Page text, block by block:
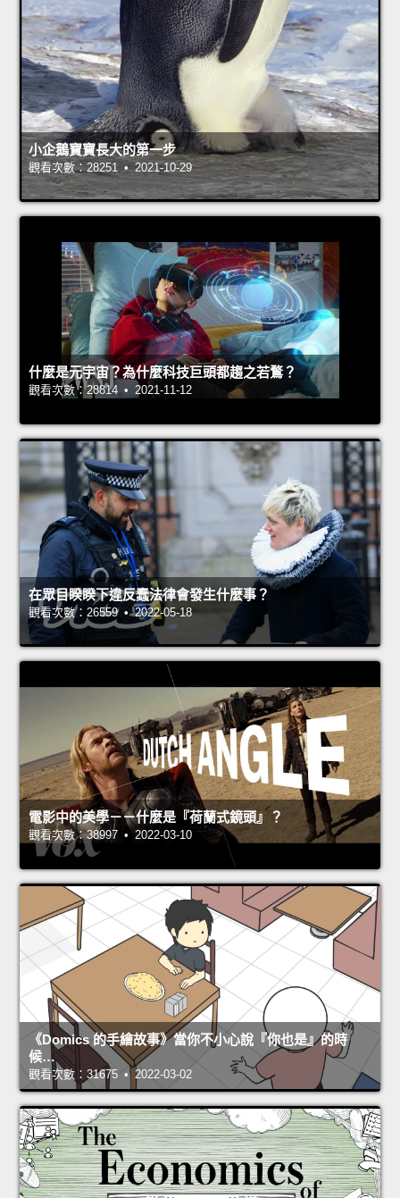
小企鵝寶寶長大的第一步
觀看次數：28251 • 2021-10-29
什麼是元宇宙？為什麼科技巨頭都趨之若鶩？
觀看次數：28814 • 2021-11-12
在眾目睽睽下違反蠢法律會發生什麼事？
觀看次數：26559 • 2022-05-18
電影中的美學－－什麼是『荷蘭式鏡頭』？
觀看次數：38997 • 2022-03-10
《Domics 的手繪故事》當你不小心說『你也是』的時
候…
觀看次數：31675 • 2022-03-02